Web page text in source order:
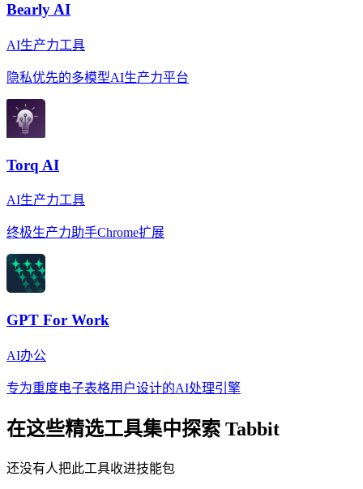
Bearly AI
AI生产力工具
隐私优先的多模型AI生产力平台
Torq AI
AI生产力工具
终极生产力助手Chrome扩展
GPT For Work
AI办公
专为重度电子表格用户设计的AI处理引擎
在这些精选工具集中探索 Tabbit
还没有人把此工具收进技能包